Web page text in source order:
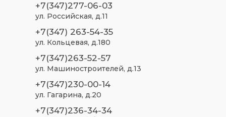
+7(347)277-06-03
ул. Российская, д.11
+7(347) 263-54-35
ул. Кольцевая, д.180
+7(347)263-52-57
ул. Машиностроителей, д.13
+7(347)230-00-14
ул. Гагарина, д.20
+7(347)236-34-34